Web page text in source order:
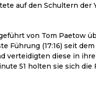
auf den Schultern der
von Tom Paetow
Führung (17:16) seit
verteidigten diese in
51 holten sie sich